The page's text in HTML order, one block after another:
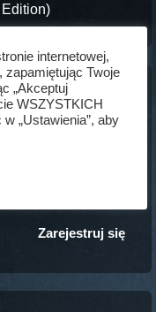
Zarejestruj się
internetowej,
zapamiętując Twoje
„Akceptuj
WSZYSTKICH
„Ustawienia”, aby